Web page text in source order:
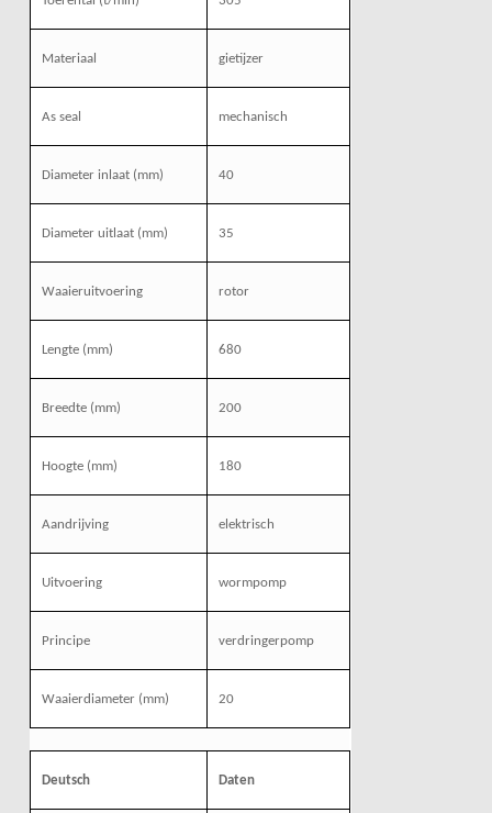
Materiaal gietijzer
As seal mechanisch
Diameter inlaat (mm) 40
Diameter uitlaat (mm) 35
Waaieruitvoering rotor
Lengte (mm) 680
Breedte (mm) 200
Hoogte (mm) 180
Aandrijving elektrisch
Uitvoering wormpomp
Principe verdringerpomp
Waaierdiameter (mm) 20
Deutsch Daten